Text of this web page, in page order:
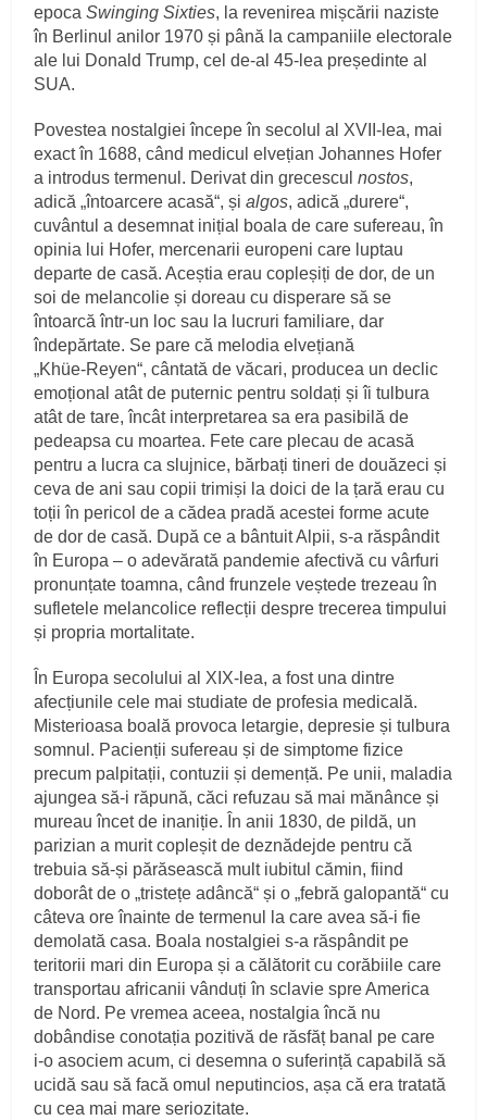
epocaSwinging Sixties, la revenirea mișcării naziste
în Berlinul anilor 1970 și până la campaniile electorale
ale lui Donald Trump, cel de‑al 45‑lea președinte al
SUA.
Povestea nostalgiei începe în secolul al XVII‑lea, mai
exact în 1688, când medicul elvețian Johannes Hofer
a introdus termenul. Derivat din grecesculnostos,
adică „întoarcere acasă“, șialgos, adică „durere“,
cuvântul a desemnat inițial boala de care sufereau, în
opinia lui Hofer, mercenarii europeni care luptau
departe de casă. Aceștia erau copleșiți de dor, de un
soi de melancolie și doreau cu disperare să se
întoarcă într‑un loc sau la lucruri familiare, dar
îndepărtate. Se pare că melodia elvețiană
„Khüe‑Reyen“, cântată de văcari, producea un declic
emoțional atât de puternic pentru soldați și îi tulbura
atât de tare, încât interpretarea sa era pasibilă de
pedeapsa cu moartea. Fete care plecau de acasă
pentru a lucra ca slujnice, bărbați tineri de douăzeci și
ceva de ani sau copii trimiși la doici de la țară erau cu
toții în pericol de a cădea pradă acestei forme acute
de dor de casă. După ce a bântuit Alpii, s‑a răspândit
în Europa – o adevărată pandemie afectivă cu vârfuri
pronunțate toamna, când frunzele veștede trezeau în
sufletele melancolice reflecții despre trecerea timpului
și propria mortalitate.
În Europa secolului al XIX‑lea, a fost una dintre
afecțiunile cele mai studiate de profesia medicală.
Misterioasa boală provoca letargie, depresie și tulbura
somnul. Pacienții sufereau și de simptome fizice
precum palpitații, contuzii și demență. Pe unii, maladia
ajungea să‑i răpună, căci refuzau să mai mănânce și
mureau încet de inaniție. În anii 1830, de pildă, un
parizian a murit copleșit de deznădejde pentru că
trebuia să‑și părăsească mult iubitul cămin, fiind
doborât de o „tristețe adâncă“ și o „febră galopantă“ cu
câteva ore înainte de termenul la care avea să‑i fie
demolată casa. Boala nostalgiei s‑a răspândit pe
teritorii mari din Europa și a călătorit cu corăbiile care
transportau africanii vânduți în sclavie spre America
de Nord. Pe vremea aceea, nostalgia încă nu
dobândise conotația pozitivă de răsfăț banal pe care
i‑o asociem acum, ci desemna o suferință capabilă să
ucidă sau să facă omul neputincios, așa că era tratată
cu cea mai mare seriozitate.